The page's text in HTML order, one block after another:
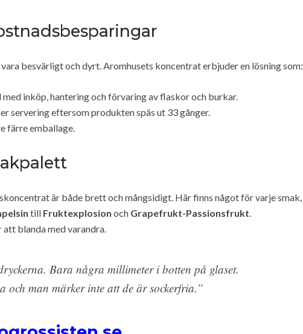
besvärligt och dyrt. Aromhusets koncentrat erbjuder en lösning som:
med inköp, hantering och förvaring av flaskor och burkar.
servering eftersom produkten späs ut 33 gånger.
färre emballage.
är både brett och mångsidigt. Här finns något för varje smak,
till Fruktexplosion och Grapefrukt-Passionsfrukt.
att blanda med varandra.
Bara några millimeter i botten på glaset.
och man märker inte att de är sockerfria.”